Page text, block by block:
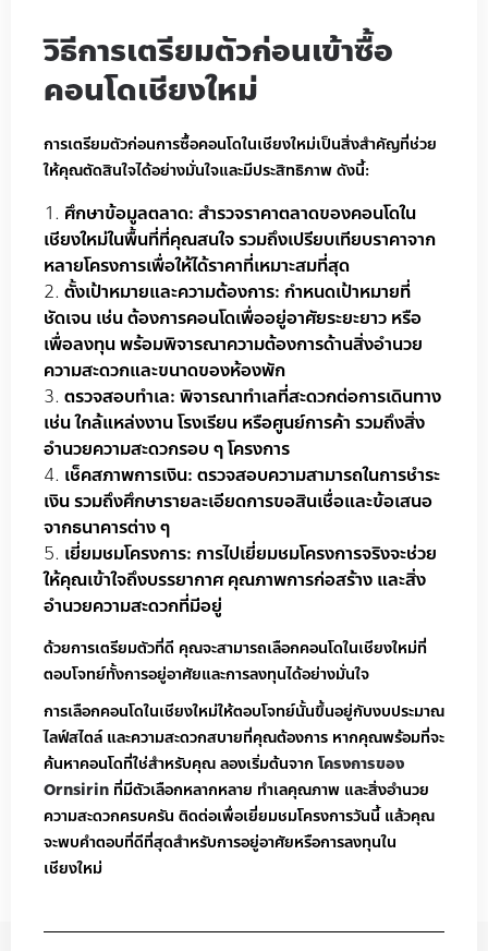
วิธีการเตรียมตัวก่อนเข้าซื้อ
คอนโดเชียงใหม่
การเตรียมตัวก่อนการซื้อคอนโดในเชียงใหม่เป็นสิ่งสำคัญที่ช่วย
ให้คุณตัดสินใจได้อย่างมั่นใจและมีประสิทธิภาพ ดังนี้:
ศึกษาข้อมูลตลาด: สำรวจราคาตลาดของคอนโดใน
เชียงใหม่ในพื้นที่ที่คุณสนใจ รวมถึงเปรียบเทียบราคาจาก
หลายโครงการเพื่อให้ได้ราคาที่เหมาะสมที่สุด
ตั้งเป้าหมายและความต้องการ: กำหนดเป้าหมายที่
ชัดเจน เช่น ต้องการคอนโดเพื่ออยู่อาศัยระยะยาว หรือ
เพื่อลงทุน พร้อมพิจารณาความต้องการด้านสิ่งอำนวย
ความสะดวกและขนาดของห้องพัก
ตรวจสอบทำเล: พิจารณาทำเลที่สะดวกต่อการเดินทาง
เช่น ใกล้แหล่งงาน โรงเรียน หรือศูนย์การค้า รวมถึงสิ่ง
อำนวยความสะดวกรอบ ๆ โครงการ
เช็คสภาพการเงิน: ตรวจสอบความสามารถในการชำระ
เงิน รวมถึงศึกษารายละเอียดการขอสินเชื่อและข้อเสนอ
จากธนาคารต่าง ๆ
เยี่ยมชมโครงการ: การไปเยี่ยมชมโครงการจริงจะช่วย
ให้คุณเข้าใจถึงบรรยากาศ คุณภาพการก่อสร้าง และสิ่ง
อำนวยความสะดวกที่มีอยู่
ด้วยการเตรียมตัวที่ดี คุณจะสามารถเลือกคอนโดในเชียงใหม่ที่
ตอบโจทย์ทั้งการอยู่อาศัยและการลงทุนได้อย่างมั่นใจ
การเลือกคอนโดในเชียงใหม่ให้ตอบโจทย์นั้นขึ้นอยู่กับงบประมาณ
ไลฟ์สไตล์ และความสะดวกสบายที่คุณต้องการ หากคุณพร้อมที่จะ
ค้นหาคอนโดที่ใช่สำหรับคุณ ลองเริ่มต้นจาก โครงการของ
Ornsirin ที่มีตัวเลือกหลากหลาย ทำเลคุณภาพ และสิ่งอำนวย
ความสะดวกครบครัน ติดต่อเพื่อเยี่ยมชมโครงการวันนี้ แล้วคุณ
จะพบคำตอบที่ดีที่สุดสำหรับการอยู่อาศัยหรือการลงทุนใน
เชียงใหม่